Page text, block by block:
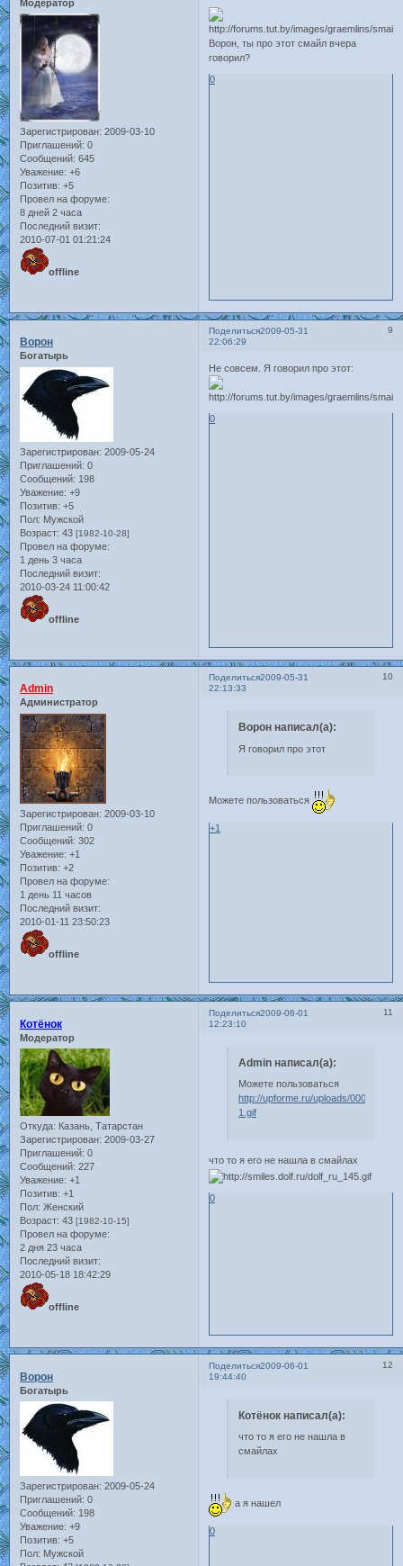
Модератор
Зарегистрирован: 2009-03-10
Приглашений: 0
Сообщений: 645
Уважение: +6
Позитив: +5
Провел на форуме:
8 дней 2 часа
Последний визит:
2010-07-01 01:21:24
offline
Ворон, ты про этот смайл вчера
говорил?
0
Поделиться 9
2009-05-31
22:06:29
Ворон
Богатырь
Зарегистрирован: 2009-05-24
Приглашений: 0
Сообщений: 198
Уважение: +9
Позитив: +5
Пол: Мужской
Возраст: 43 [1982-10-28]
Провел на форуме:
1 день 3 часа
Последний визит:
2010-03-24 11:00:42
offline
Не совсем. Я говорил про этот:
0
Поделиться 10
2009-05-31
22:13:33
Admin
Администратор
Зарегистрирован: 2009-03-10
Приглашений: 0
Сообщений: 302
Уважение: +1
Позитив: +2
Провел на форуме:
1 день 11 часов
Последний визит:
2010-01-11 23:50:23
offline
Ворон написал(а):
Я говорил про этот
Можете пользоваться
+1
Поделиться 11
2009-06-01
12:23:10
Котёнок
Модератор
Откуда: Казань, Татарстан
Зарегистрирован: 2009-03-27
Приглашений: 0
Сообщений: 227
Уважение: +1
Позитив: +1
Пол: Женский
Возраст: 43 [1982-10-15]
Провел на форуме:
2 дня 23 часа
Последний визит:
2010-05-18 18:42:29
offline
Admin написал(а):
Можете пользоваться
http://upforme.ru/uploads/0008/39/1f/
1.gif
что то я его не нашла в смайлах
0
Поделиться 12
2009-06-01
19:44:40
Ворон
Богатырь
Зарегистрирован: 2009-05-24
Приглашений: 0
Сообщений: 198
Уважение: +9
Позитив: +5
Пол: Мужской
Котёнок написал(а):
что то я его не нашла в
смайлах
а я нашел
0